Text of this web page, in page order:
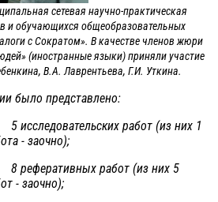
сетевая научно-практическая
и обучающихся общеобразовательных
с Сократом». В качестве членов жюри
(иностранные языки) приняли участие
В.А. Лаврентьева, Г.И. Уткина.
было представлено:
исследовательских работ (из них 1
- заочно);
реферативных работ (из них 5
- заочно);